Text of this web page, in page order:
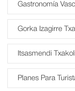
Gastronomía
Gorka Izagirre
Itsasmendi Txakoli
Planes Para